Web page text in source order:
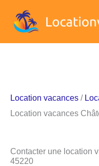
Location vacances /
Location vacances
Contacter une location
45220